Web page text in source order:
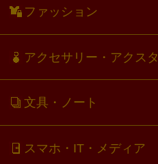
ファッション
アクセサリー・アクスタ
文具・ノート
スマホ・IT・メディア